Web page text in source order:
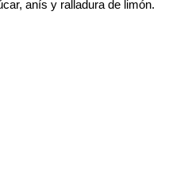
anís y ralladura de limón.